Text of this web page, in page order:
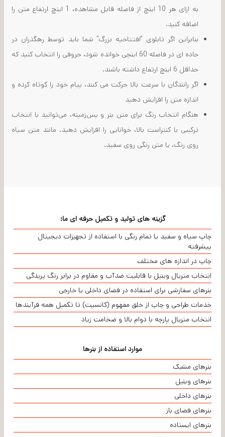
به ازای هر 10 اینچ از فاصله قابل مشاهده، 1 اینچ ارتفاع متن را
اضافه کنید.
بنابراین اگر تابلوی "افتتاحیه بزرگ" شما باید توسط رهگذران در
جاده ای در فاصله 60 اینچی خوانده شود، حروفی را انتخاب کنید که
حداقل 6 اینچ ارتفاع داشته باشند.
اگر رانندگان با سرعت بالا حرکت می کنند، پیام خود را کوتاه کرده و
اندازه متن را افزایش دهید
هنگام انتخاب رنگ برای متن بنر و پس‌زمینه، می‌توانید با انتخاب
ترکیبی با کنتراست بالا، خوانایی را افزایش دهید. مانند متن سیاه
روی رنگ، یا متن رنگی روی سفید.
گزینه های تولید و تکمیل حرفه ای ما:
چاپ سیاه و سفید یا تمام رنگی با استفاده از تجهیزات دیجیتال
پیشرفته
چاپ در اندازه های مختلف
انتخاب متریال وینیل با قابلیت ضدآب و مقاوم در برابر رنگ پریدگی
بنرهای سفارشی برای استفاده در فضای داخلی یا خارجی
خدمات طراحی و چاپ از خلق مفهوم (کانسپت) تا تکمیل همه فرآیندها
انتخاب متریال پارچه با دوام بالا و ضخامت زیاد
موارد استفاده از بنرها
بنرهای مشبک
بنرهای وینیل
بنرهای داخلی
بنرهای فضای باز
بنرهای ایستاده